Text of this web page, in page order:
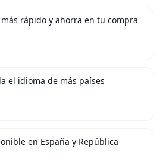
rápido y ahorra en tu compra
el idioma de más países
en España y República